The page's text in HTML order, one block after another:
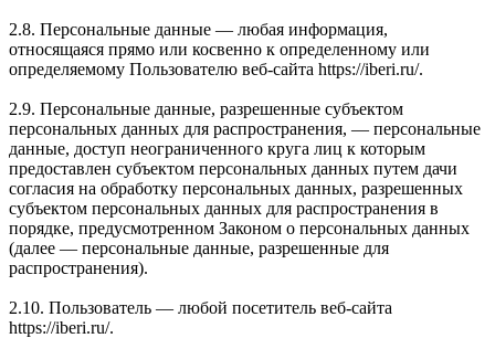
2.8. Персональные данные — любая информация,
относящаяся прямо или косвенно к определенному или
определяемому Пользователю веб-сайта https://iberi.ru/.
2.9. Персональные данные, разрешенные субъектом
персональных данных для распространения, — персональные
данные, доступ неограниченного круга лиц к которым
предоставлен субъектом персональных данных путем дачи
согласия на обработку персональных данных, разрешенных
субъектом персональных данных для распространения в
порядке, предусмотренном Законом о персональных данных
(далее — персональные данные, разрешенные для
распространения).
2.10. Пользователь — любой посетитель веб-сайта
https://iberi.ru/.